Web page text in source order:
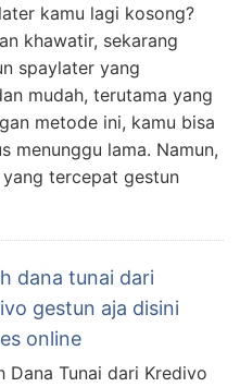
kamu lagi kosong?
khawatir, sekarang
spaylater yang
mudah, terutama yang
metode ini, kamu bisa
menunggu lama. Namun,
tercepat gestun
dana tunai dari
gestun aja disini
online
Dana Tunai dari Kredivo